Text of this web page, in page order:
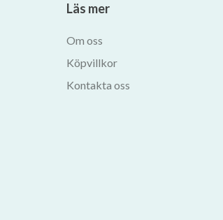
Läs mer
Om oss
Köpvillkor
Kontakta oss